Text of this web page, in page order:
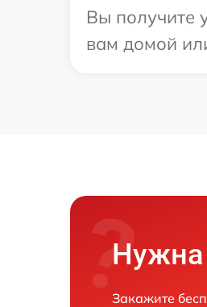
Вы получите
вам домой
Нужна
Закажите